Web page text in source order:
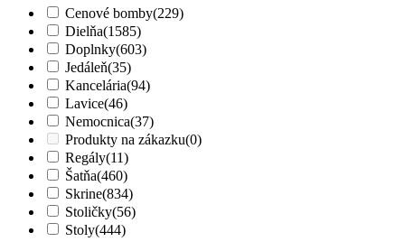
Cenové bomby(229)
Dielňa(1585)
Doplnky(603)
Jedáleň(35)
Kancelária(94)
Lavice(46)
Nemocnica(37)
Produkty na zákazku(0)
Regály(11)
Šatňa(460)
Skrine(834)
Stoličky(56)
Stoly(444)